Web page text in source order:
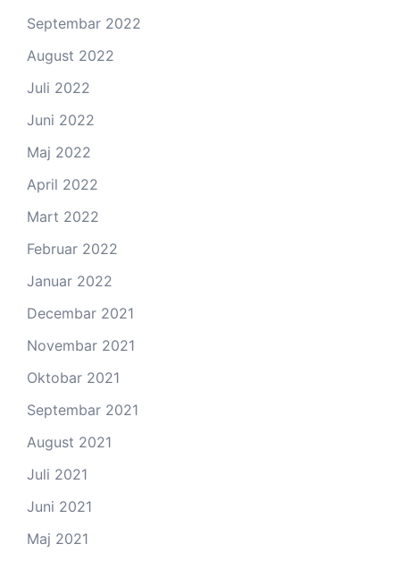
Septembar 2022
August 2022
Juli 2022
Juni 2022
Maj 2022
April 2022
Mart 2022
Februar 2022
Januar 2022
Decembar 2021
Novembar 2021
Oktobar 2021
Septembar 2021
August 2021
Juli 2021
Juni 2021
Maj 2021